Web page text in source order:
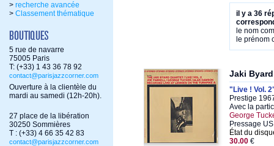
> recherche avancée
> Classement thématique
5 rue de navarre
75005 Paris
T: (+33) 1 43 36 78 92
contact@parisjazzcorner.com
Ouverture à la clientèle du
mardi au samedi (12h-20h).
27 place de la libération
30250 Sommières
T : (+33) 4 66 35 42 83
contact@parisjazzcorner.com
il y a 36
le nom
le prénom
Jaki Byard
"Live ! Vol.
Prestige
Avec la
George
Pressage
État du
30.00 €